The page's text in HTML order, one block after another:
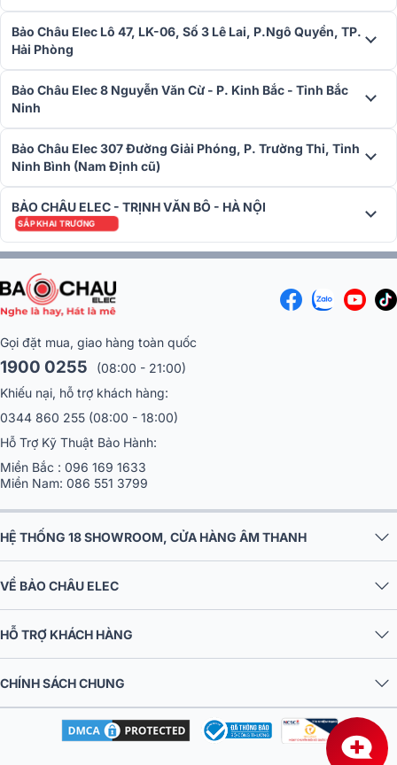
Micro không dây BIK BJ-U100 dễ dàng kết hợp cùng các mẫu
amnply karaoke, vang số, mixer,... hoặc loa kéo di động để ca hát.
Micro không dây BIK BJ-U100 dùng trong
dàn karaoke gia đình
Sử dụng đa năng
các nhu cầu khác nhau như karaoke chuyên nghiệp, sân khấu, hội
trường, sự kiện,…
Thông số kỹ thuật:
Dải tần: Kênh A (610 MHz-639, 7 MHz (0-99CH)), Kênh B:
Bảo Châu Elec Lô 47, LK-06, Số 3 Lê Lai, P.Ngô Quyền, TP.
Hải Phòng
Bảo Châu Elec 8 Nguyễn Văn Cừ - P. Kinh Bắc - Tỉnh Bắc
Ninh
Bảo Châu Elec 307 Đường Giải Phóng, P. Trường Thi, Tỉnh
Ninh Bình (Nam Định cũ)
BẢO CHÂU ELEC - TRỊNH VĂN BÔ - HÀ NỘI
SẮP KHAI TRƯƠNG
Gọi đặt mua, giao hàng toàn quốc
1900 0255
(08:00 - 21:00)
Khiếu nại, hỗ trợ khách hàng:
0344 860 255 (08:00 - 18:00)
Hỗ Trợ Kỹ Thuật Bảo Hành:
Miền Bắc : 096 169 1633
Miền Nam: 086 551 3799
HỆ THỐNG 18 SHOWROOM, CỬA HÀNG ÂM THANH
VỀ BẢO CHÂU ELEC
HỖ TRỢ KHÁCH HÀNG
CHÍNH SÁCH CHUNG